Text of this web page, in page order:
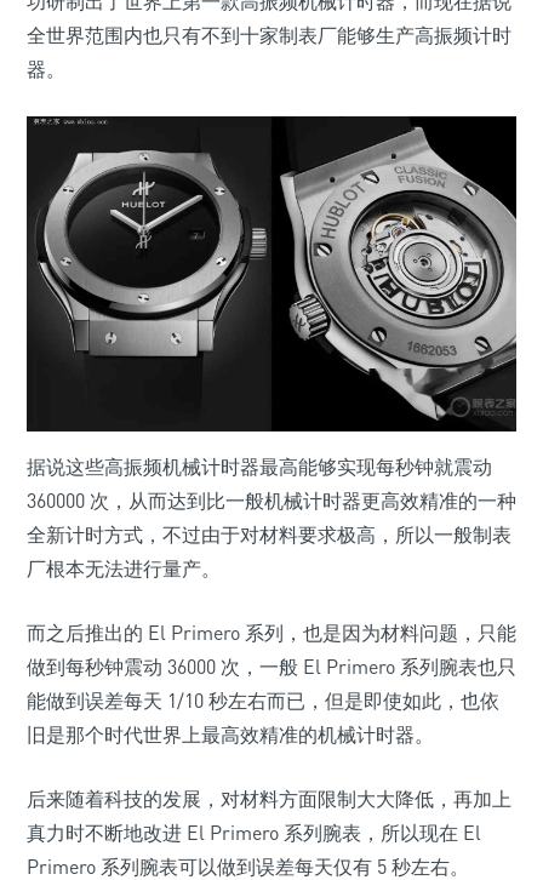
全世界范围内也只有不到十家制表厂能够生产高振频计时
器。
据说这些高振频机械计时器最高能够实现每秒钟就震动
360000 次，从而达到比一般机械计时器更高效精准的一种
全新计时方式，不过由于对材料要求极高，所以一般制表
厂根本无法进行量产。
而之后推出的 El Primero 系列，也是因为材料问题，只能
做到每秒钟震动 36000 次，一般 El Primero 系列腕表也只
能做到误差每天 1/10 秒左右而已，但是即使如此，也依
旧是那个时代世界上最高效精准的机械计时器。
后来随着科技的发展，对材料方面限制大大降低，再加上
真力时不断地改进 El Primero 系列腕表，所以现在 El
Primero 系列腕表可以做到误差每天仅有 5 秒左右。